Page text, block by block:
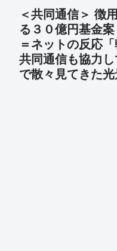
＜共同通信＞ 徴
る３０億円基金
＝ネットの反応
共同通信も協力
で散々見てきた光